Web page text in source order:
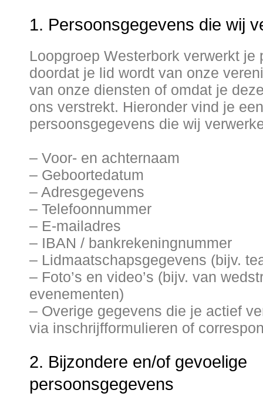
1. Persoonsgegevens die wij
Loopgroep Westerbork verwerkt je
doordat je lid wordt van onze
van onze diensten of omdat je
ons verstrekt. Hieronder vind je
persoonsgegevens die wij
– Voor- en achternaam
– Geboortedatum
– Adresgegevens
– Telefoonnummer
– E-mailadres
– IBAN / bankrekeningnummer
– Lidmaatschapsgegevens (bijv.
– Foto’s en video’s (bijv. van
evenementen)
– Overige gegevens die je actief
via inschrijfformulieren of
2. Bijzondere en/of gevoelige
persoonsgegevens